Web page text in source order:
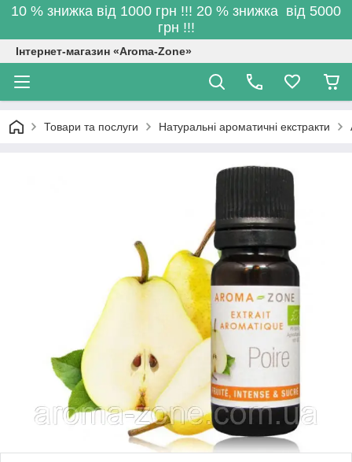
10 % знижка від 1000 грн !!! 20 % знижка від 5000
грн !!!
Інтернет-магазин «Aroma-Zone»
Товари та послуги Натуральні ароматичні екстракти